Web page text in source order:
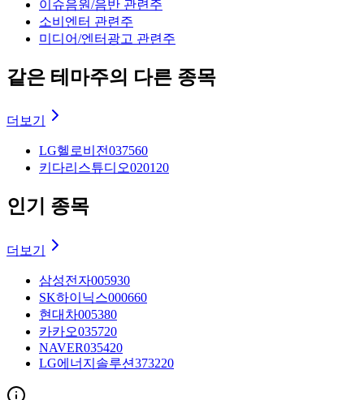
이슈음원/음반 관련주
소비 엔터 관련주
미디어/엔터 광고 관련주
같은 테마주의 다른 종목
더보기
LG헬로비전037560
키다리스튜디오020120
인기 종목
더보기
삼성전자005930
SK하이닉스000660
현대차005380
카카오035720
NAVER035420
LG에너지솔루션373220